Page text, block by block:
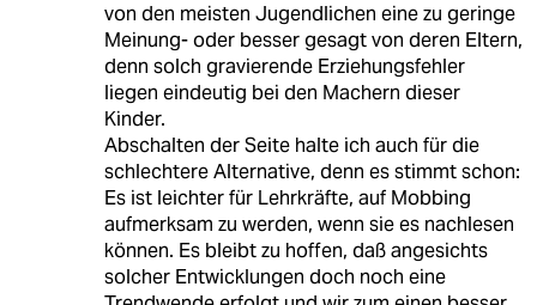
von den meisten Jugendlichen eine zu geringe
Meinung- oder besser gesagt von deren Eltern,
denn solch gravierende Erziehungsfehler
liegen eindeutig bei den Machern dieser
Kinder.
Abschalten der Seite halte ich auch für die
schlechtere Alternative, denn es stimmt schon:
Es ist leichter für Lehrkräfte, auf Mobbing
aufmerksam zu werden, wenn sie es nachlesen
können. Es bleibt zu hoffen, daß angesichts
solcher Entwicklungen doch noch eine